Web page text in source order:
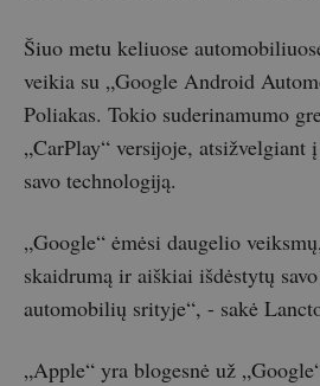
Šiuo metu keliuose
veikia su „Google Android
Poliakas. Tokio suderinamumo
„CarPlay“ versijoje,
savo technologiją.
„Google“ ėmėsi daugelio
skaidrumą ir aiškiai išdėstytų
automobilių srityje“, - sakė
„Apple“ yra blogesnė už